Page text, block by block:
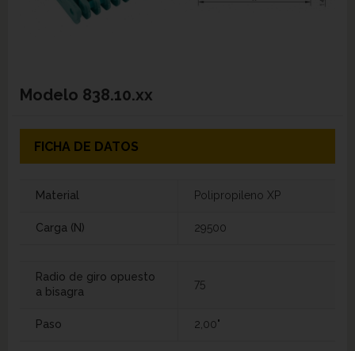
Modelo 838.10.xx
FICHA DE DATOS
Material Polipropileno XP
Carga (N) 29500
Radio de giro opuesto
a bisagra
75
Paso 2,00"